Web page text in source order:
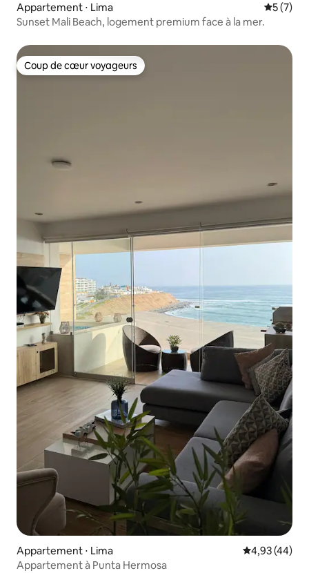
Appartement ⋅ Lima
5 (7)
Sunset Mali Beach, logement premium face à la mer.
Coup de cœur voyageurs
Coup de cœur voyageurs
Appartement ⋅ Lima Évaluation
4,93 (44)
Appartement à Punta Hermosa